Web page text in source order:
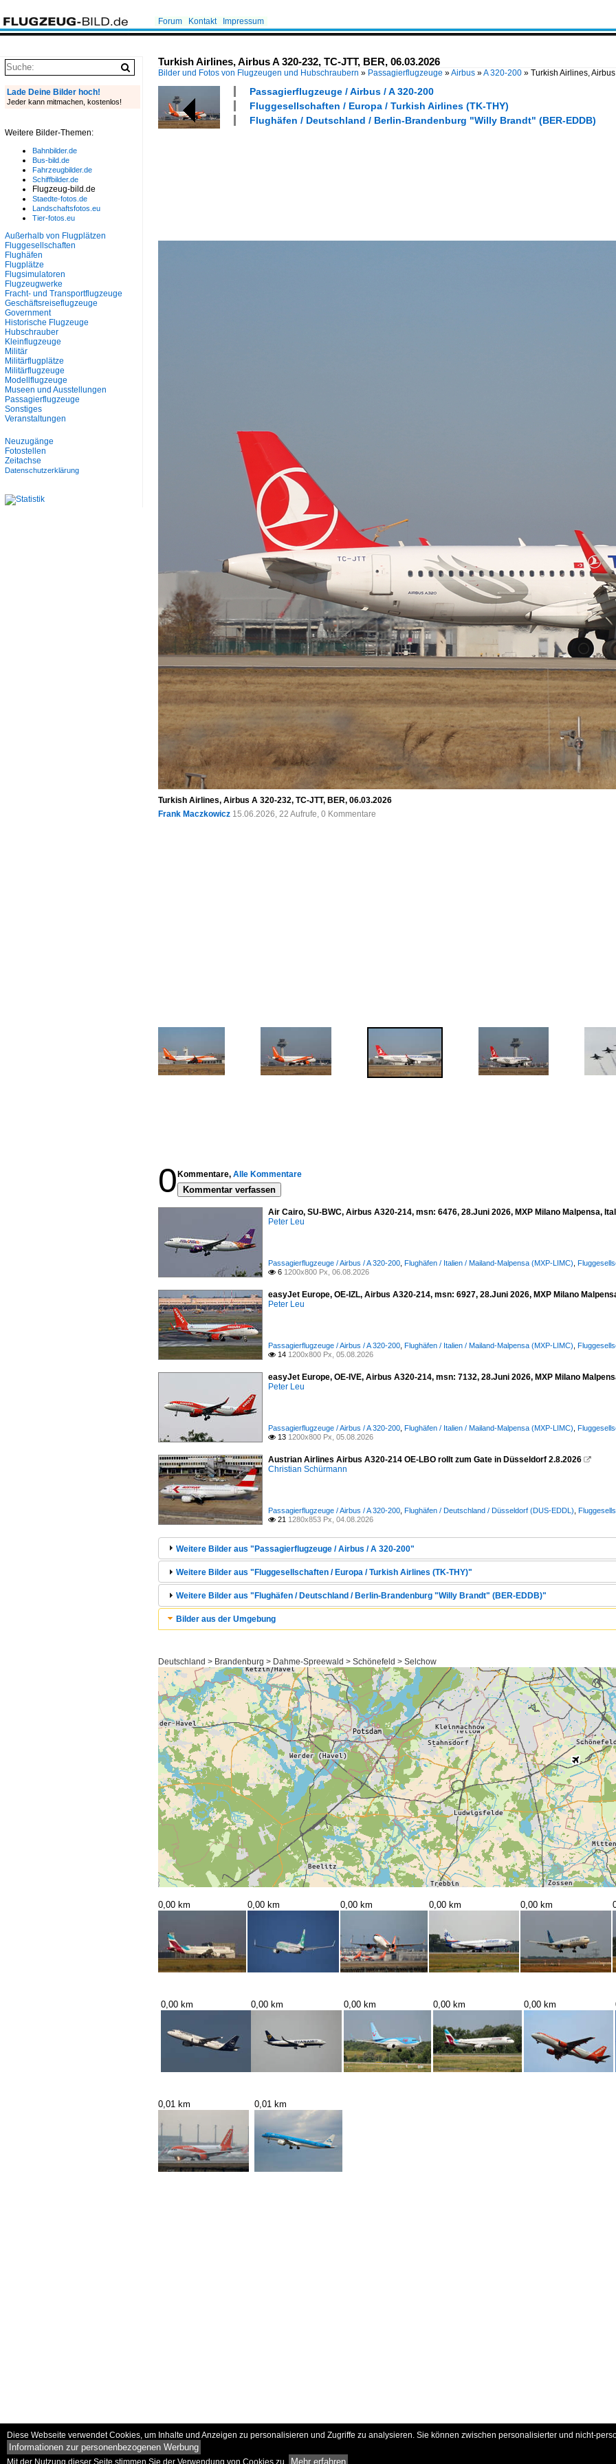
Forum Kontakt Impressum
Turkish Airlines, Airbus A 320-232, TC-JTT, BER, 06.03.2026
Bilder und Fotos von Flugzeugen und Hubschraubern » Passagierflugzeuge »Airbus »A 320-200 » Turkish Airlines,
Passagierflugzeuge / Airbus / A 320-200
Fluggesellschaften / Europa / Turkish Airlines (TK-THY)
Flughäfen / Deutschland / Berlin-Brandenburg "Willy Brandt" (BER-EDDB)
Turkish Airlines, Airbus A 320-232, TC-JTT, BER, 06.03.2026
Frank Maczkowicz 15.06.2026, 22 Aufrufe, 0 Kommentare
0 Kommentare, Alle Kommentare
Kommentar verfassen
Air Cairo, SU-BWC, Airbus A320-214, msn: 6476, 28.Juni 2026, MXP Milano Malpensa,
Peter Leu
Passagierflugzeuge / Airbus / A 320-200 Flughäfen / Italien / Mailand-Malpensa (MXP-LIMC)
 6 1200x800 Px, 06.08.2026
easyJet Europe, OE-IZL, Airbus A320-214, msn: 6927, 28.Juni 2026, MXP Milano
Peter Leu
Passagierflugzeuge / Airbus / A 320-200 Flughäfen / Italien / Mailand-Malpensa (MXP-LIMC)
 14 1200x800 Px, 05.08.2026
easyJet Europe, OE-IVE, Airbus A320-214, msn: 7132, 28.Juni 2026, MXP Milano
Peter Leu
Passagierflugzeuge / Airbus / A 320-200 Flughäfen / Italien / Mailand-Malpensa (MXP-LIMC)
 13 1200x800 Px, 05.08.2026
Austrian Airlines Airbus A320-214 OE-LBO rollt zum Gate in Düsseldorf 2.8.2026 
Christian Schürmann
Passagierflugzeuge / Airbus / A 320-200 Flughäfen / Deutschland / Düsseldorf (DUS-EDDL)
 21 1280x853 Px, 04.08.2026
Weitere Bilder aus "Passagierflugzeuge / Airbus / A 320-200"
Weitere Bilder aus "Fluggesellschaften / Europa / Turkish Airlines (TK-THY)"
Weitere Bilder aus "Flughäfen / Deutschland / Berlin-Brandenburg "Willy Brandt" (BER-EDDB)"
Bilder aus der Umgebung
Deutschland > Brandenburg > Dahme-Spreewald > Schönefeld > Selchow
0,00 km 0,00 km 0,00 km 0,00 km 0,00 km
0,00 km 0,00 km 0,00 km 0,00 km 0,00 km
0,01 km 0,01 km
Lade Deine Bilder hoch!
Jeder kann mitmachen, kostenlos!
Weitere Bilder-Themen:
Bahnbilder.de
Bus-bild.de
Fahrzeugbilder.de
Schiffbilder.de
Flugzeug-bild.de
Staedte-fotos.de
Landschaftsfotos.eu
Tier-fotos.eu
Außerhalb von Flugplätzen
Fluggesellschaften
Flughäfen
Flugplätze
Flugsimulatoren
Flugzeugwerke
Fracht- und Transportflugzeuge
Geschäftsreiseflugzeuge
Government
Historische Flugzeuge
Hubschrauber
Kleinflugzeuge
Militär
Militärflugplätze
Militärflugzeuge
Modellflugzeuge
Museen und Ausstellungen
Passagierflugzeuge
Sonstiges
Veranstaltungen
Neuzugänge
Fotostellen
Zeitachse
Datenschutzerklärung
Diese Webseite verwendet Cookies, um Inhalte und Anzeigen zu personalisieren und Zugriffe zu analysieren. Sie können zwischen personalisierter und nicht-
Informationen zur personenbezogenen Werbung
Mit der Nutzung dieser Seite stimmen Sie der Verwendung von Cookies zu. Mehr erfahren